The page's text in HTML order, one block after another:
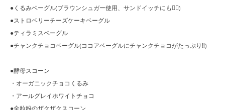
●くるみベーグル(ブラウンシュガー使用、サンドイッチにも🙆‍♀️)
●ストロベリーチーズケーキベーグル
●ティラミスベーグル
●チャンクチョコベーグル(ココアベーグルにチャンクチョコがたっぷり‼︎)
●酵母スコーン
・オーガニックチョコくるみ
・アールグレイホワイトチョコ